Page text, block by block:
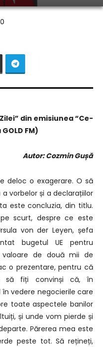
din emisiunea “Ce-
FM)
Autor: Cozmin Gușă
deloc o exagerare. O să
vorbelor și a declarațiilor
este concluzia, din titlu.
scurt, despre ce este
von der Leyen, șefa
bugetul UE pentru
valoare de două mii de
o prezentare, pentru că
să fiți convinși că, în
vedere negocierile care
toate aspectele banilor
și unde vom pierde și
Părerea mea este
peste tot. Să rețineți,